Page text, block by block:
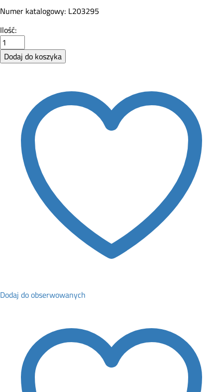
Numer katalogowy: L203295
Pas
wielorowkowy
John
Deere
Ilość:
Dodaj do koszyka
Dodaj do obserwowanych